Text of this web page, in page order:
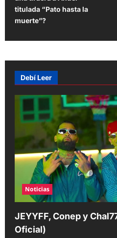
t
n
a
i
g
o
n
titulada “Pato hasta la
muerte”?
Debí Leer
Noticias
JEYYFF, Conep y
Oficial)